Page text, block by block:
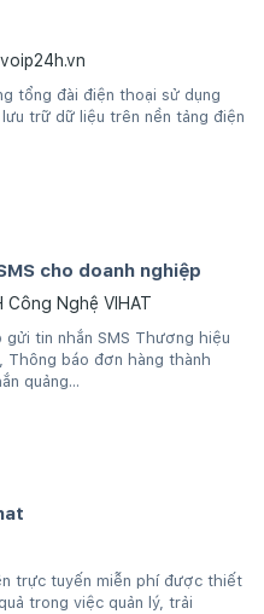
tổng đài điện thoại sử dụng
trữ dữ liệu trên nền tảng điện
cho doanh nghiệp
Nghệ VIHAT
tin nhắn SMS Thương hiệu
Thông báo đơn hàng thành
quảng...
trực tuyến miễn phí được thiết
trong việc quản lý, trải